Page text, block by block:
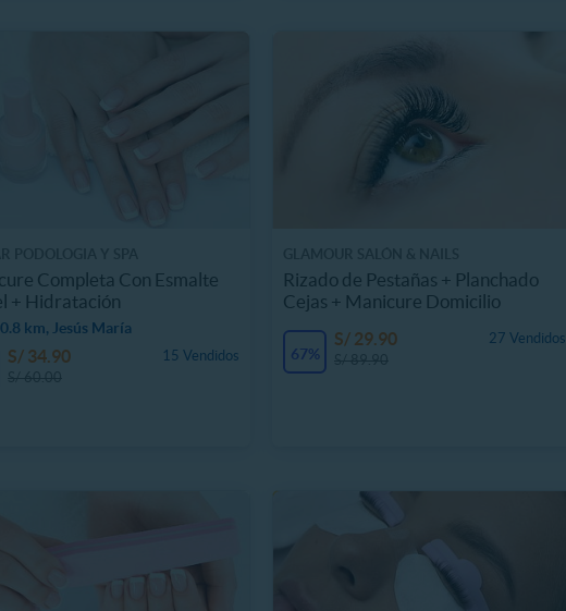
Completa Con Esmalte
+ Hidratación
km, Jesús María
15 Vendidos
S/ 34.90
Rizado de Pestañas + Planchado
Cejas + Manicure Domicilio
67%
27 Vendidos
S/ 29.90